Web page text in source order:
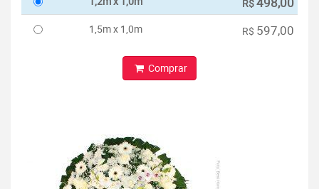
R$
1,5m x 1,0m R$ 597,00
Comprar